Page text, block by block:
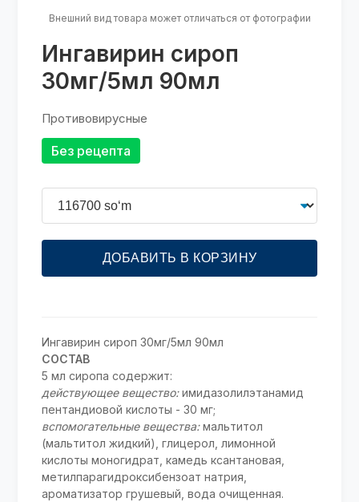
Внешний вид товара может отличаться от фотографии
Ингавирин сироп
30мг/5мл 90мл
Противовирусные
Без рецепта
ДОБАВИТЬ В КОРЗИНУ
Ингавирин сироп 30мг/5мл 90мл
СОСТАВ
5 мл сиропа содержит:
действующее вещество:имидазолилэтанамид
пентандиовой кислоты - 30 мг;
вспомогательные вещества:мальтитол
(мальтитол жидкий), глицерол, лимонной
кислоты моногидрат, камедь ксантановая,
метилпарагидроксибензоат натрия,
ароматизатор грушевый, вода очищенная.